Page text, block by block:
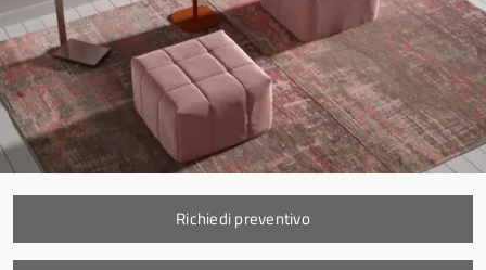
Richiedi preventivo